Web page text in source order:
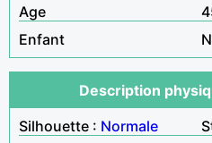
Age
Enfant
Description
Silhouette : Normale